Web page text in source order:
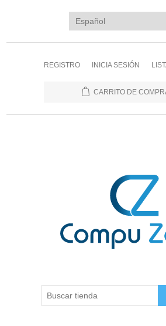
REGISTRO INICIA SESIÓN
CARRITO DE